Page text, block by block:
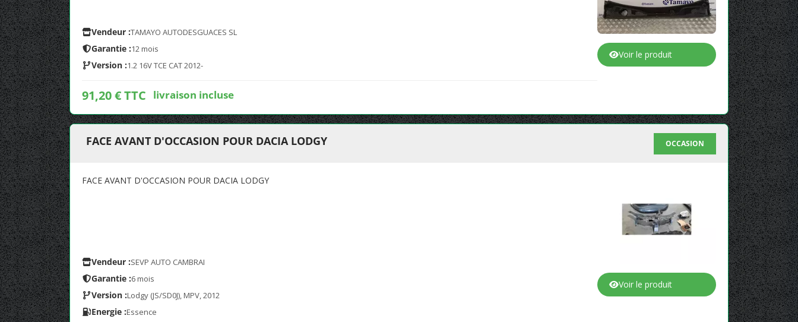
Vendeur :TAMAYO AUTODESGUACES SL
Garantie :12 mois
Version :1.2 16V TCE CAT 2012-
91,20 € TTC livraison incluse
Voir le produit
FACE AVANT D'OCCASION POUR DACIA LODGY OCCASION
FACE AVANT D'OCCASION POUR DACIA LODGY
Vendeur :SEVP AUTO CAMBRAI
Garantie :6 mois
Version :Lodgy (JS/SD0J), MPV, 2012
Energie :Essence
Voir le produit